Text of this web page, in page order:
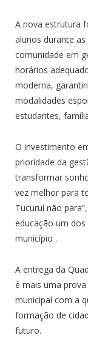
A nova estrutura
alunos durante
comunidade em
horários
moderna,
modalidades
estudantes,
O investimento
prioridade da
transformar
vez melhor para
Tucuruí não
educação um
município .
A entrega da
é mais uma
municipal com a
formação de
futuro.